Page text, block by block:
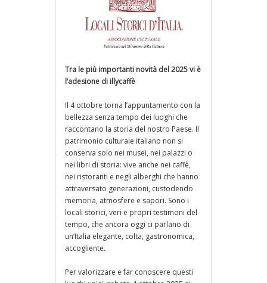
Tra le più importanti novità del 2025 vi è
l’adesione di illycaffè
Il 4 ottobre torna l’appuntamento con la
bellezza senza tempo dei luoghi che
raccontano la storia del nostro Paese. Il
patrimonio culturale italiano non si
conserva solo nei musei, nei palazzi o
nei libri di storia: vive anche nei caffè,
nei ristoranti e negli alberghi che hanno
attraversato generazioni, custodendo
memoria, atmosfere e sapori. Sono i
locali storici, veri e propri testimoni del
tempo, che ancora oggi ci parlano di
un’Italia elegante, colta, gastronomica,
accogliente.
Per valorizzare e far conoscere questi